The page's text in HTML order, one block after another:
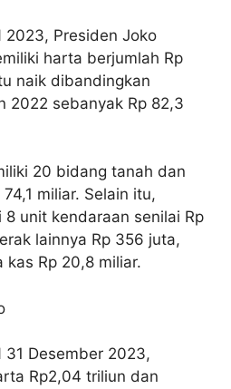
2023, Presiden Joko
harta berjumlah Rp
naik dibandingkan
2022 sebanyak Rp 82,3
20 bidang tanah dan
miliar. Selain itu,
unit kendaraan senilai Rp
lainnya Rp 356 juta,
Rp 20,8 miliar.
31 Desember 2023,
Rp2,04 triliun dan